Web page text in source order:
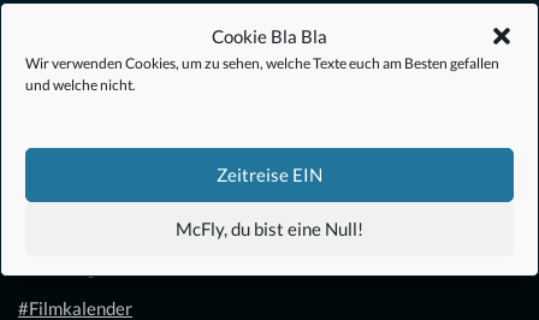
Cookie Bla Bla
Wir verwenden Cookies, um zu sehen, welche Texte euch am Besten gefallen
und welche nicht.
Zeitreise EIN
McFly, du bist eine Null!
#Filmkalender